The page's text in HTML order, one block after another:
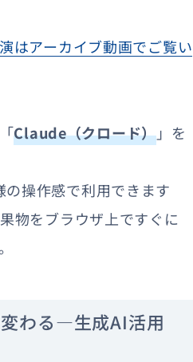
はアーカイブ動画でご覧い
Claude（クロード）」を
操作感で利用できます
物をブラウザ上ですぐに
わる—生成AI活用